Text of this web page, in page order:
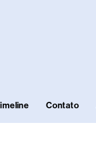
Contato